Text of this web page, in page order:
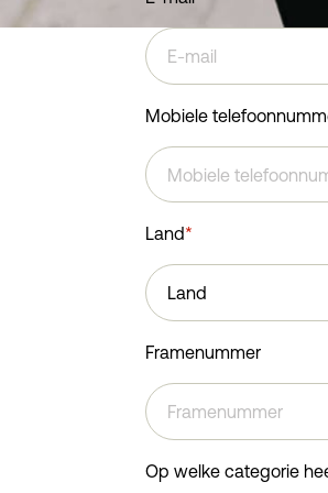
Mobiele
Land*
Framenummer
Op welke categorie